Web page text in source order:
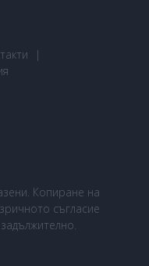
Копиране на
съгласие